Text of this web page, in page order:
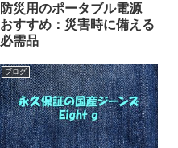
防災用のポータブル電源
おすすめ：災害時に備える
必需品
ブログ